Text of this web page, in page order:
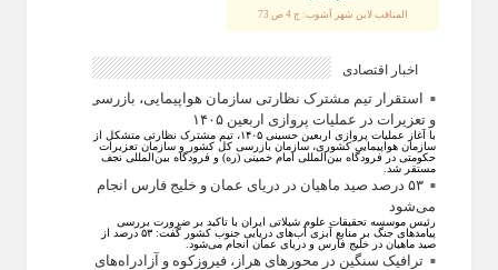
المناقب لابن شهر آشوب: ج 4 ص 73
اخبار اقتصادی
استقرار تیم مشترک نظارتی سازمان هواپیمایی، بازرسی
و تعزیرات در عملیات پروازی اربعین ۱۴۰۵
با آغاز عملیات پروازی اربعین حسینی ۱۴۰۵، تیم مشترک نظارتی متشکل از
سازمان هواپیمایی کشوری، سازمان بازرسی کل کشور و سازمان تعزیرات
حکومتی در فرودگاه بین‌المللی امام خمینی (ره) و فرودگاه بین‌المللی نجف
مستقر شد.
۵۳ درصد صید ماهیان در دریای عمان و خلیج فارس انجام
می‌شود
رئیس موسسه تحقیقات علوم شیلاتی ایران با تاکید بر ضرورت بررسی
پیامد‌های جنگ بر منابع آبزی آب‌های دریایی جنوب کشور گفت: ۵۳ درصد از
صید ماهیان در خلیج فارس و دریای عمان انجام می‌شود.
ترافیک سنگین در محورهای هراز، فیروزکوه و آزادراه‌های